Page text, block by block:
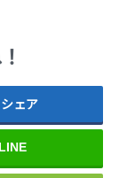
シェア
LINE